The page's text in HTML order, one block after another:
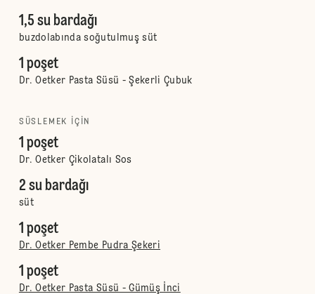
1,5 su bardağı
buzdolabında soğutulmuş süt
1 poşet
Dr. Oetker Pasta Süsü - Şekerli Çubuk
SÜSLEMEK IÇIN
1 poşet
Dr. Oetker Çikolatalı Sos
2 su bardağı
süt
1 poşet
Dr. Oetker Pembe Pudra Şekeri
1 poşet
Dr. Oetker Pasta Süsü - Gümüş İnci